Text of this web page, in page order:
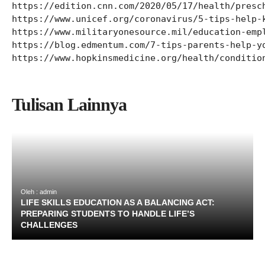
https://edition.cnn.com/2020/05/17/health/
https://www.unicef.org/coronavirus/5-tips-help-
https://www.militaryonesource.mil/education-
https://blog.edmentum.com/7-tips-parents-help-
https://www.hopkinsmedicine.org/health/
Tulisan Lainnya
Oleh : admin
LIFE SKILLS EDUCATION AS A BALANCING ACT:
PREPARING STUDENTS TO HANDLE LIFE’S
CHALLENGES